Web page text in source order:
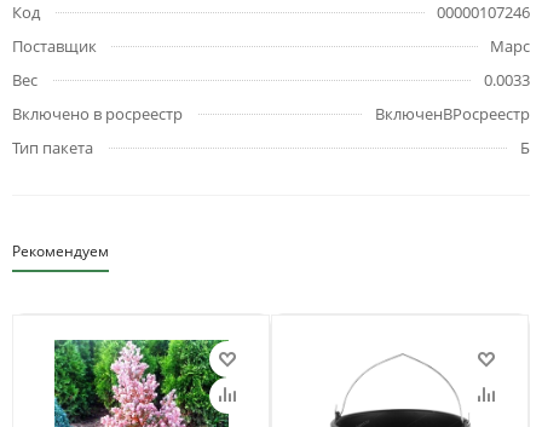
Код
00000107246
Поставщик
Марс
Вес
0.0033
Включено в росреестр
ВключенВРосреестр
Тип пакета
Б
Рекомендуем